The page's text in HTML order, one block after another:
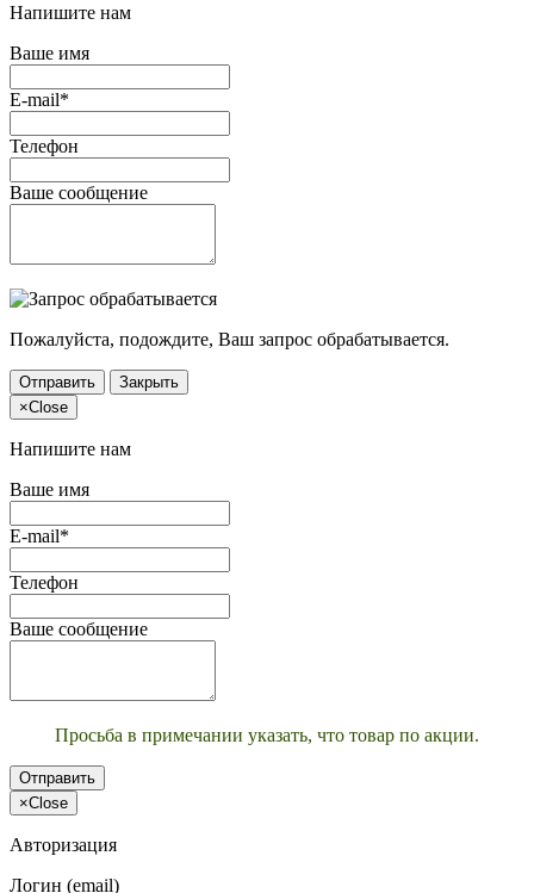
Напишите нам
Ваше имя
E-mail*
Телефон
Ваше сообщение
Пожалуйста, подождите, Ваш запрос обрабатывается.
Отправить
Закрыть
×Close
Напишите нам
Ваше имя
E-mail*
Телефон
Ваше сообщение
Просьба в примечании указать, что товар по акции.
Отправить
×Close
Авторизация
Логин (email)